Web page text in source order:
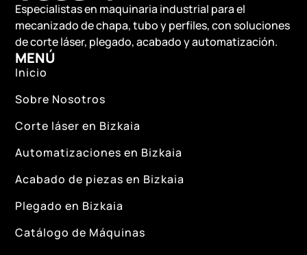
Especialistas en maquinaria industrial para el
mecanizado de chapa, tubo y perfiles, con soluciones
de corte láser, plegado, acabado y automatización.
MENÚ
Inicio
Sobre Nosotros
Corte láser en Bizkaia
Automatizaciones en Bizkaia
Acabado de piezas en Bizkaia
Plegado en Bizkaia
Catálogo de Máquinas